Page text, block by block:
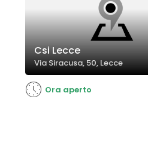
Csi Lecce
Via Siracusa, 50, Lecce
Ora aperto